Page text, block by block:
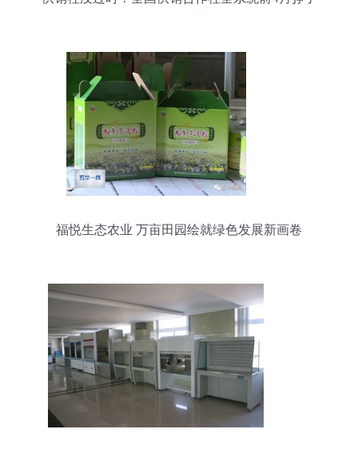
福悦生态农业 万亩田园绘就绿色发展新画卷